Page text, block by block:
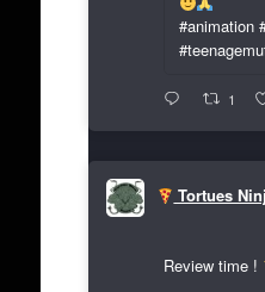
#animation
1
Tortues
Review time !